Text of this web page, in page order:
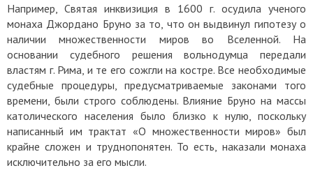
Например, Святая инквизиция в 1600 г. осудила ученого
монаха Джордано Бруно за то, что он выдвинул гипотезу о
наличии множественности миров во Вселенной. На
основании судебного решения вольнодумца передали
властям г. Рима, и те его сожгли на костре. Все необходимые
судебные процедуры, предусматриваемые законами того
времени, были строго соблюдены. Влияние Бруно на массы
католического населения было близко к нулю, поскольку
написанный им трактат «О множественности миров» был
крайне сложен и труднопонятен. То есть, наказали монаха
исключительно за его мысли.